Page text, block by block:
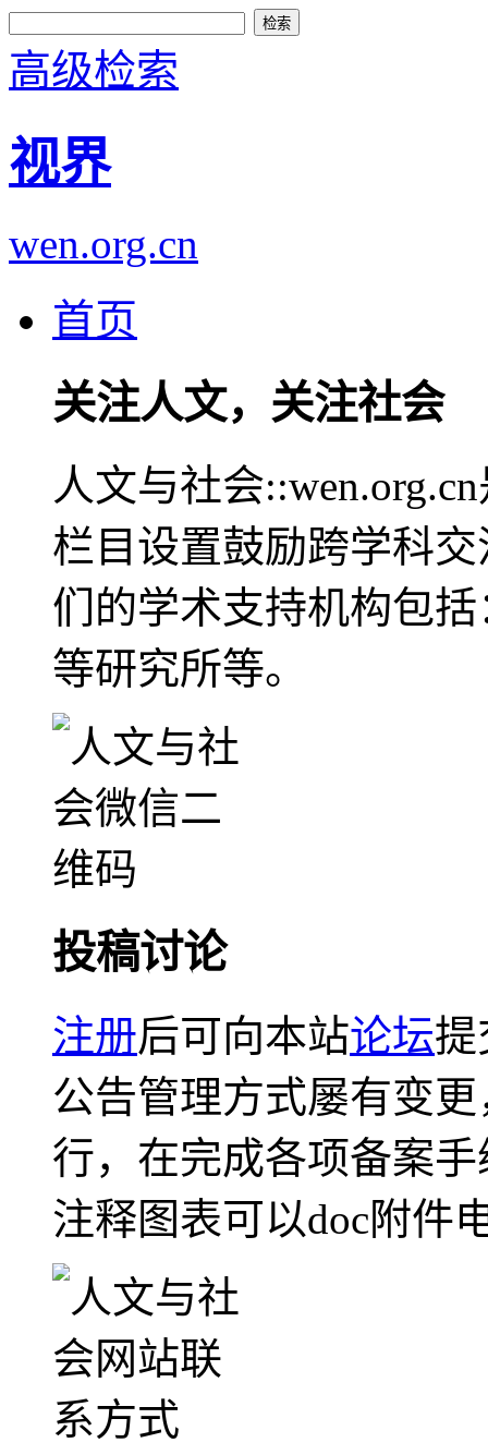
高级检索
视界
wen.org.cn
首页
关注人文，关注社会
人文与社会
栏目设置鼓励跨学科
们的学术支持机构包
等研究所等。
投稿讨论
注册后可向本站论坛提
公告管理方式屡有变
行，在完成各项备案
注释图表可以doc附件